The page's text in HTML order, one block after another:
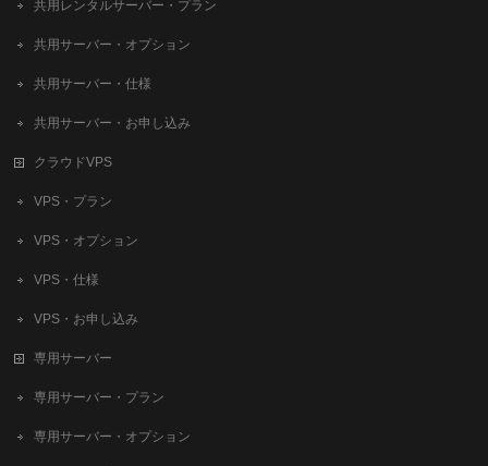
共用レンタルサーバー・プラン
共用サーバー・オプション
共用サーバー・仕様
共用サーバー・お申し込み
クラウドVPS
VPS・プラン
VPS・オプション
VPS・仕様
VPS・お申し込み
専用サーバー
専用サーバー・プラン
専用サーバー・オプション